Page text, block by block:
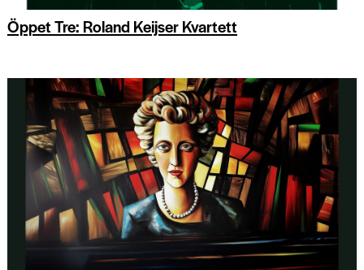
Öppet Tre: Roland Keijser Kvartett